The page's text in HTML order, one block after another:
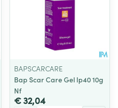
BAPSCARCARE
Bap Scar Care Gel Ip40 10g
Nf
€ 32,04